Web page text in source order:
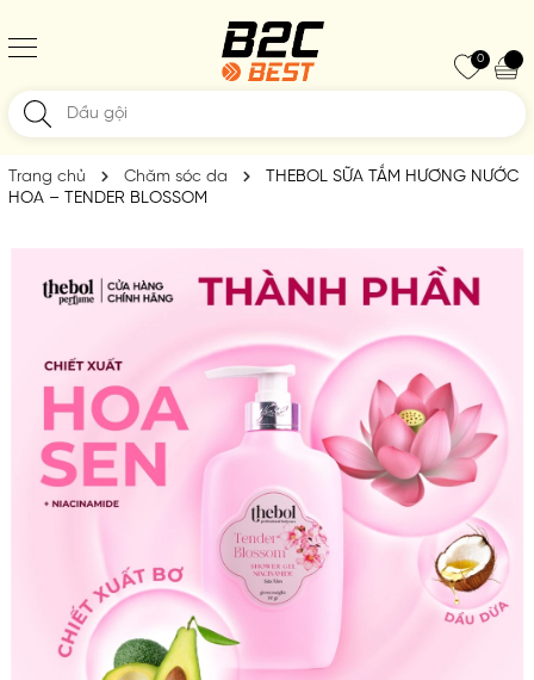
0
Trang chủ Chăm sóc da
THEBOL SỮA TẮM HƯƠNG NƯỚC
HOA – TENDER BLOSSOM